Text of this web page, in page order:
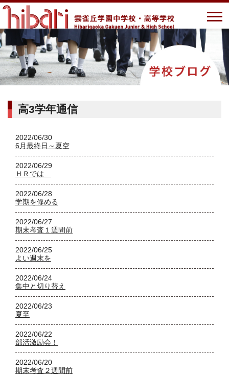
高3学年通信
2022/06/30
6月最終日～夏空
2022/06/29
ＨＲでは…
2022/06/28
学期を修める
2022/06/27
期末考査１週間前
2022/06/25
よい週末を
2022/06/24
集中と切り替え
2022/06/23
夏至
2022/06/22
部活激励会！
2022/06/20
期末考査２週間前